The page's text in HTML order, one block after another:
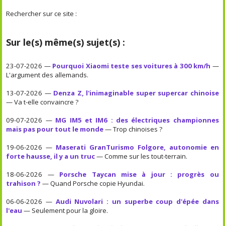
Rechercher sur ce site :
Sur le(s) même(s) sujet(s) :
23-07-2026 — Pourquoi Xiaomi teste ses voitures à 300 km/h —
L'argument des allemands.
13-07-2026 — Denza Z, l'inimaginable super supercar chinoise
— Va t-elle convaincre ?
09-07-2026 — MG IM5 et IM6 : des électriques championnes
mais pas pour tout le monde— Trop chinoises ?
19-06-2026 — Maserati GranTurismo Folgore, autonomie en
forte hausse, il y a un truc— Comme sur les tout-terrain.
18-06-2026 — Porsche Taycan mise à jour : progrès ou
trahison ? — Quand Porsche copie Hyundai.
06-06-2026 — Audi Nuvolari : un superbe coup d'épée dans
l'eau — Seulement pour la gloire.